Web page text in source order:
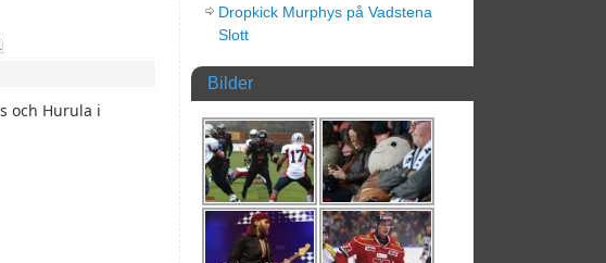
och Hurula i
Dropkick Murphys på Vadstena
Slott
Bilder